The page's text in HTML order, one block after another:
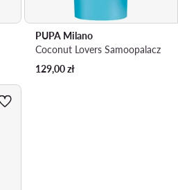
PUPA Milano
Coconut Lovers Samoopalacz
129,00zł